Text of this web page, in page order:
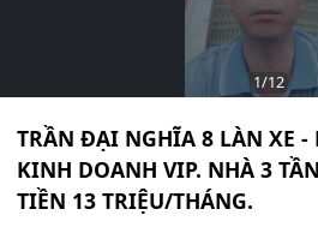
1/12
TRẦN ĐẠI NGHĨA 8 LÀN XE -
KINH DOANH VIP. NHÀ 3
TIỀN 13 TRIỆU/THÁNG.